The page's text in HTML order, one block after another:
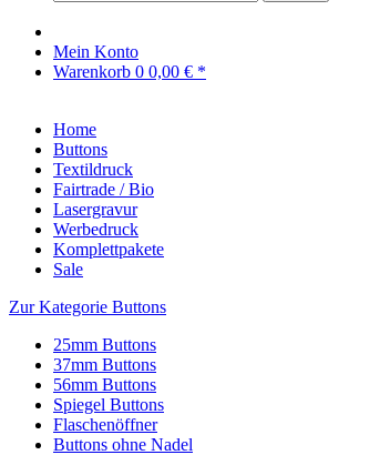
Mein Konto
Warenkorb 0 0,00 € *
Home
Buttons
Textildruck
Fairtrade / Bio
Lasergravur
Werbedruck
Komplettpakete
Sale
Zur Kategorie Buttons
25mm Buttons
37mm Buttons
56mm Buttons
Spiegel Buttons
Flaschenöffner
Buttons ohne Nadel